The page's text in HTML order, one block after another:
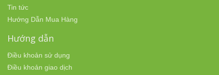
Tin tức
Hướng Dẫn Mua Hàng
Hướng dẫn
Điều khoản sử dụng
Điều khoản giao dịch